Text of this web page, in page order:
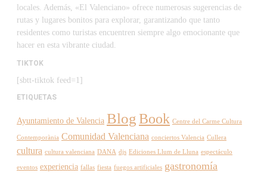
locales. Además, «El Valenciano» ofrece numerosas sugerencias de
rutas y lugares bonitos para explorar, garantizando que tanto
residentes como turistas encuentren siempre algo emocionante que
hacer en esta vibrante ciudad.
TIKTOK
[sbtt-tiktok feed=1]
ETIQUETAS
Ayuntamiento de Valencia BlogBook Centre del Carme Cultura
Contemporània Comunidad Valenciana conciertos Valencia Cullera
cultura cultura valenciana DANA djs Ediciones Llum de Lluna espectáculo
eventos experiencia fallas fiesta fuegos artificiales gastronomía